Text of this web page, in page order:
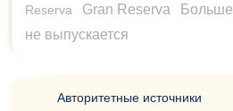
Reserva Gran Reserva
Больше
не выпускается
Авторитетные источники